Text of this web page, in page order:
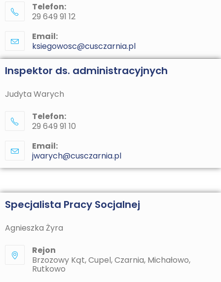
Telefon:
29 649 91 12
Email:
ksiegowosc@cusczarnia.pl
Inspektor ds. administracyjnych
Judyta Warych
Telefon:
29 649 91 10
Email:
jwarych@cusczarnia.pl
Specjalista Pracy Socjalnej
Agnieszka Żyra
Rejon
Brzozowy Kąt, Cupel, Czarnia, Michałowo,
Rutkowo